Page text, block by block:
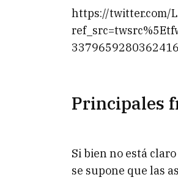
https://twitter.com/
Principales
Si bien no está
se supone que las